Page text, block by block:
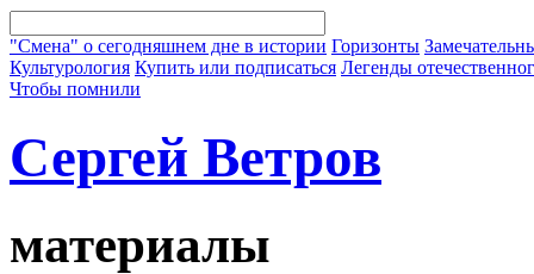
"Смена" о сегодняшнем дне в истории Горизонты
Культурология Купить или подписаться Легенды
Чтобы помнили
Сергей Ветров
материалы